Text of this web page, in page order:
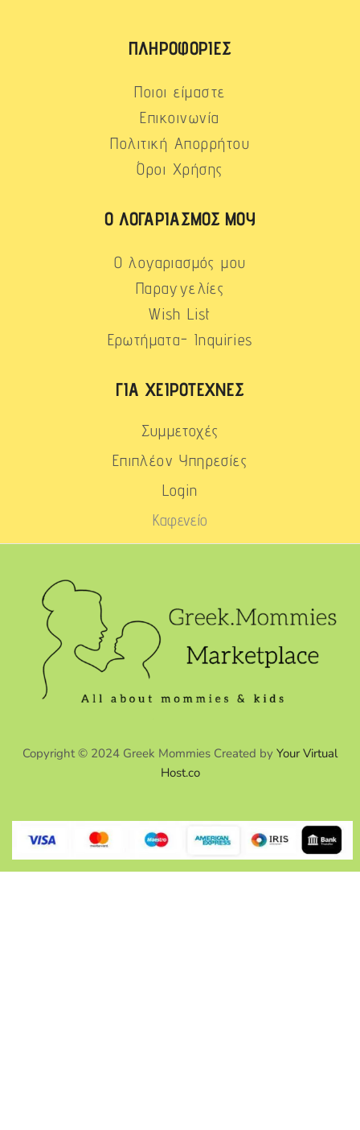
ΠΛΗΡΟΦΟΡΊΕΣ
Ποιοι είμαστε
Επικοινωνία
Πολιτική Απορρήτου
Όροι Χρήσης
Ο ΛΟΓΑΡΙΑΣΜΌΣ ΜΟΥ
Ο λογαριασμός μου
Παραγγελίες
Wish List
Ερωτήματα- Inquiries
ΓΙΑ ΧΕΙΡΟΤΈΧΝΕΣ
Συμμετοχές
Επιπλέον Υπηρεσίες
Login
Καφενείο
Copyright © 2024 Greek Mommies Created by Your Virtual
Host.co